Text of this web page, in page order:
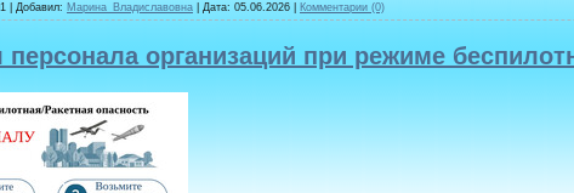
| Добавил: Марина_Владиславовна | Дата: 05.06.2026 Комментарии (0)
организаций при режиме